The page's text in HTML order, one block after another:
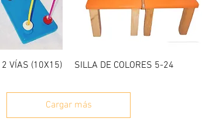
2 VÍAS (10X15) Vista rápida
SILLA DE COLORES 5-24
Cargar más